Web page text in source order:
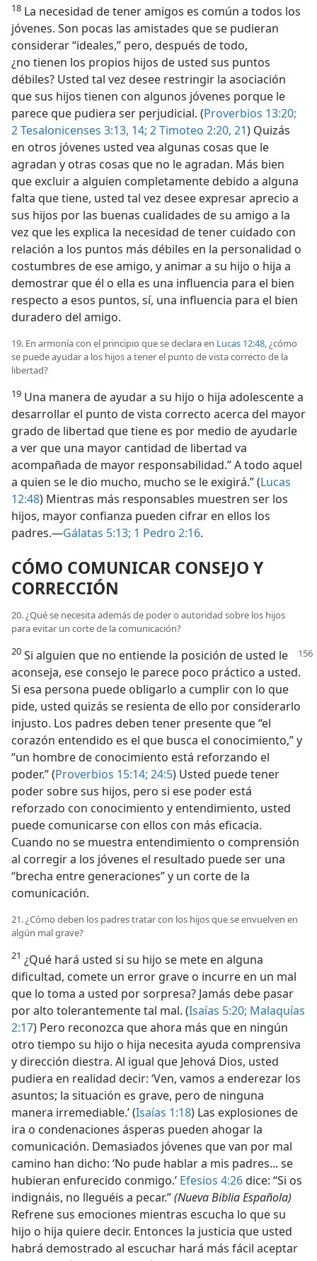
18 La necesidad de tener amigos es común a todos los
jóvenes. Son pocas las amistades que se pudieran
considerar “ideales,” pero, después de todo,
¿no tienen los propios hijos de usted sus puntos
débiles? Usted tal vez desee restringir la asociación
que sus hijos tienen con algunos jóvenes porque le
parece que pudiera ser perjudicial. (Proverbios 13:20;
2 Tesalonicenses 3:13, 14; 2 Timoteo 2:20, 21) Quizás
en otros jóvenes usted vea algunas cosas que le
agradan y otras cosas que no le agradan. Más bien
que excluir a alguien completamente debido a alguna
falta que tiene, usted tal vez desee expresar aprecio a
sus hijos por las buenas cualidades de su amigo a la
vez que les explica la necesidad de tener cuidado con
relación a los puntos más débiles en la personalidad o
costumbres de ese amigo, y animar a su hijo o hija a
demostrar que él o ella es una influencia para el bien
respecto a esos puntos, sí, una influencia para el bien
duradero del amigo.
19. En armonía con el principio que se declara en Lucas 12:48, ¿cómo
se puede ayudar a los hijos a tener el punto de vista correcto de la
libertad?
19 Una manera de ayudar a su hijo o hija adolescente a
desarrollar el punto de vista correcto acerca del mayor
grado de libertad que tiene es por medio de ayudarle
a ver que una mayor cantidad de libertad va
acompañada de mayor responsabilidad.” A todo aquel
a quien se le dio mucho, mucho se le exigirá.” (Lucas
12:48) Mientras más responsables muestren ser los
hijos, mayor confianza pueden cifrar en ellos los
padres.—Gálatas 5:13; 1 Pedro 2:16.
CÓMO COMUNICAR CONSEJO Y
CORRECCIÓN
20. ¿Qué se necesita además de poder o autoridad sobre los hijos
para evitar un corte de la comunicación?
20 Si alguien que no entiende la posición de usted le
aconseja, ese consejo le parece poco práctico a usted.
Si esa persona puede obligarlo a cumplir con lo que
pide, usted quizás se resienta de ello por considerarlo
injusto. Los padres deben tener presente que “el
corazón entendido es el que busca el conocimiento,” y
“un hombre de conocimiento está reforzando el
poder.” (Proverbios 15:14; 24:5) Usted puede tener
poder sobre sus hijos, pero si ese poder está
reforzado con conocimiento y entendimiento, usted
puede comunicarse con ellos con más eficacia.
Cuando no se muestra entendimiento o comprensión
al corregir a los jóvenes el resultado puede ser una
“brecha entre generaciones” y un corte de la
comunicación.
21. ¿Cómo deben los padres tratar con los hijos que se envuelven en
algún mal grave?
21 ¿Qué hará usted si su hijo se mete en alguna
dificultad, comete un error grave o incurre en un mal
que lo toma a usted por sorpresa? Jamás debe pasar
por alto tolerantemente tal mal. (Isaías 5:20; Malaquías
2:17) Pero reconozca que ahora más que en ningún
otro tiempo su hijo o hija necesita ayuda comprensiva
y dirección diestra. Al igual que Jehová Dios, usted
pudiera en realidad decir: ‘Ven, vamos a enderezar los
asuntos; la situación es grave, pero de ninguna
manera irremediable.’ (Isaías 1:18) Las explosiones de
ira o condenaciones ásperas pueden ahogar la
comunicación. Demasiados jóvenes que van por mal
camino han dicho: ‘No pude hablar a mis padres... se
hubieran enfurecido conmigo.’ Efesios 4:26dice: “Si os
indignáis, no lleguéis a pecar.”(Nueva Biblia Española)
Refrene sus emociones mientras escucha lo que su
hijo o hija quiere decir. Entonces la justicia que usted
habrá demostrado al escuchar hará más fácil aceptar